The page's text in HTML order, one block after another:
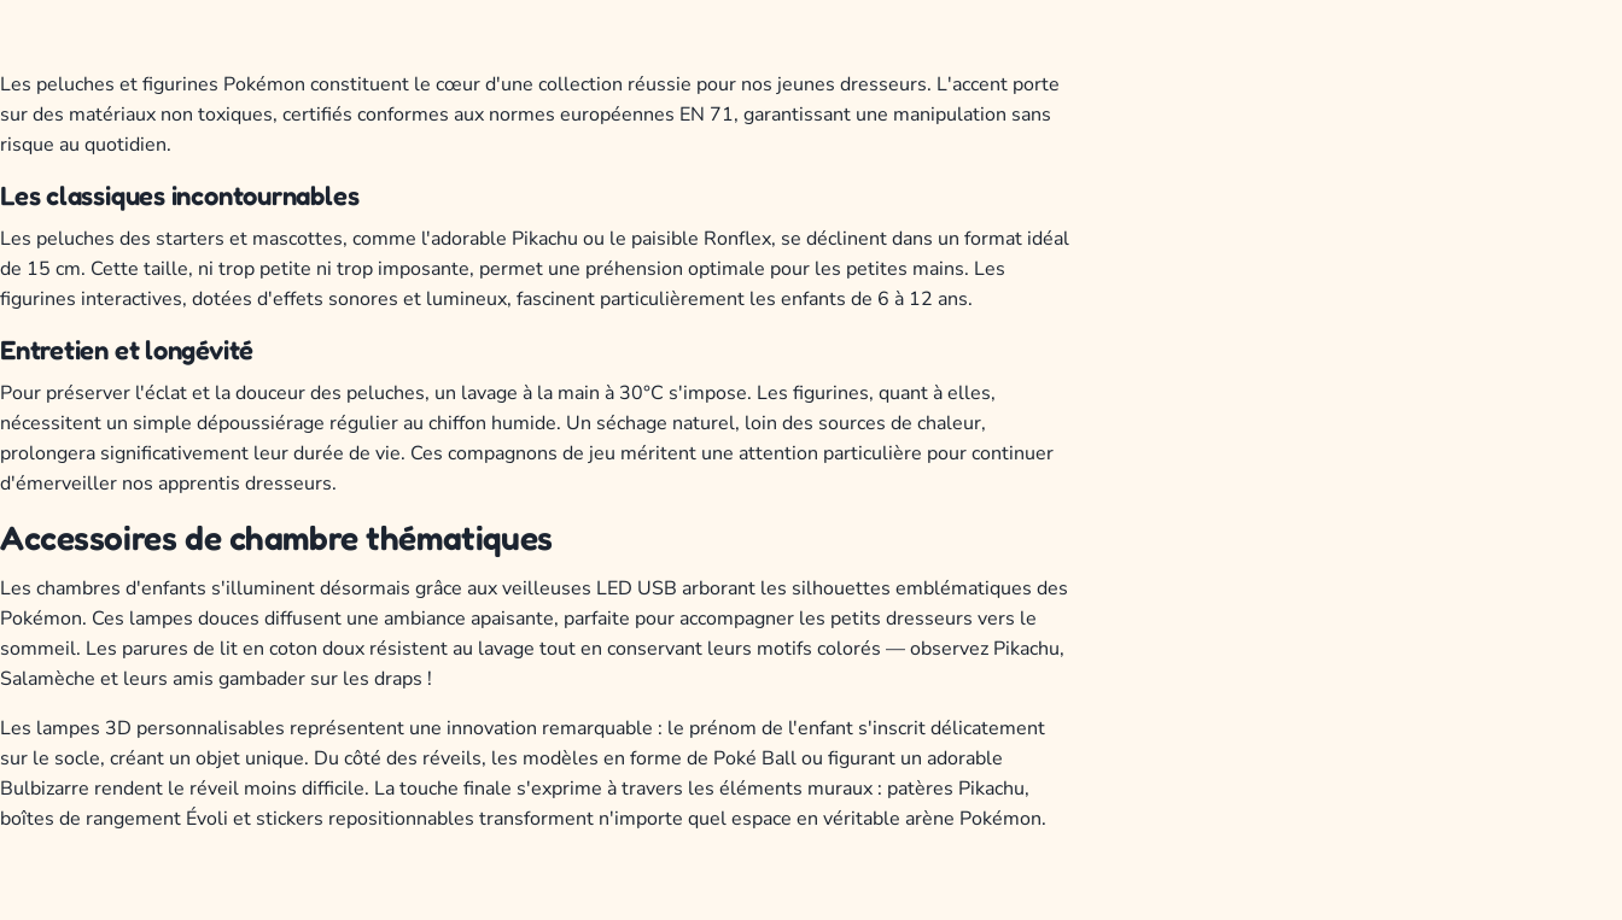
Les peluches et figurines Pokémon constituent le cœur d'une collection réussie pour nos jeunes dresseurs. L'accent porte
sur des matériaux non toxiques, certifiés conformes aux normes européennes EN 71, garantissant une manipulation sans
risque au quotidien.
Les classiques incontournables
Les peluches des starters et mascottes, comme l'adorable Pikachu ou le paisible Ronflex, se déclinent dans un format idéal
de 15 cm. Cette taille, ni trop petite ni trop imposante, permet une préhension optimale pour les petites mains. Les
figurines interactives, dotées d'effets sonores et lumineux, fascinent particulièrement les enfants de 6 à 12 ans.
Entretien et longévité
Pour préserver l'éclat et la douceur des peluches, un lavage à la main à 30°C s'impose. Les figurines, quant à elles,
nécessitent un simple dépoussiérage régulier au chiffon humide. Un séchage naturel, loin des sources de chaleur,
prolongera significativement leur durée de vie. Ces compagnons de jeu méritent une attention particulière pour continuer
d'émerveiller nos apprentis dresseurs.
Accessoires de chambre thématiques
Les chambres d'enfants s'illuminent désormais grâce aux veilleuses LED USB arborant les silhouettes emblématiques des
Pokémon. Ces lampes douces diffusent une ambiance apaisante, parfaite pour accompagner les petits dresseurs vers le
sommeil. Les parures de lit en coton doux résistent au lavage tout en conservant leurs motifs colorés — observez Pikachu,
Salamèche et leurs amis gambader sur les draps !
Les lampes 3D personnalisables représentent une innovation remarquable : le prénom de l'enfant s'inscrit délicatement
sur le socle, créant un objet unique. Du côté des réveils, les modèles en forme de Poké Ball ou figurant un adorable
Bulbizarre rendent le réveil moins difficile. La touche finale s'exprime à travers les éléments muraux : patères Pikachu,
boîtes de rangement Évoli et stickers repositionnables transforment n'importe quel espace en véritable arène Pokémon.